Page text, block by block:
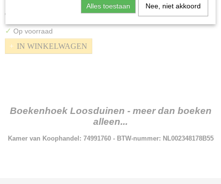
€ 3,00
✓ Op voorraad
IN WINKELWAGEN
Boekenhoek Loosduinen - meer dan boeken
alleen...
Kamer van Koophandel: 74991760 - BTW-nummer: NL002348178B55
Alles toestaan Nee, niet akkoord